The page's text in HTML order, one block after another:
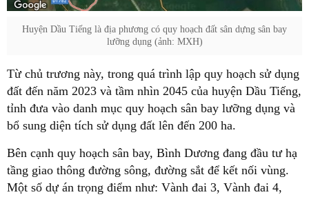
Huyện Dầu Tiếng là địa phương có quy hoạch đất sân dựng sân bay
lưỡng dụng (ảnh: MXH)
Từ chủ trương này, trong quá trình lập quy hoạch sử dụng
đất đến năm 2023 và tầm nhìn 2045 của huyện Dầu Tiếng,
tỉnh đưa vào danh mục quy hoạch sân bay lưỡng dụng và
bổ sung diện tích sử dụng đất lên đến 200 ha.
Bên cạnh quy hoạch sân bay, Bình Dương đang đầu tư hạ
tầng giao thông đường sông, đường sắt để kết nối vùng.
Một số dự án trọng điểm như: Vành đai 3, Vành đai 4,